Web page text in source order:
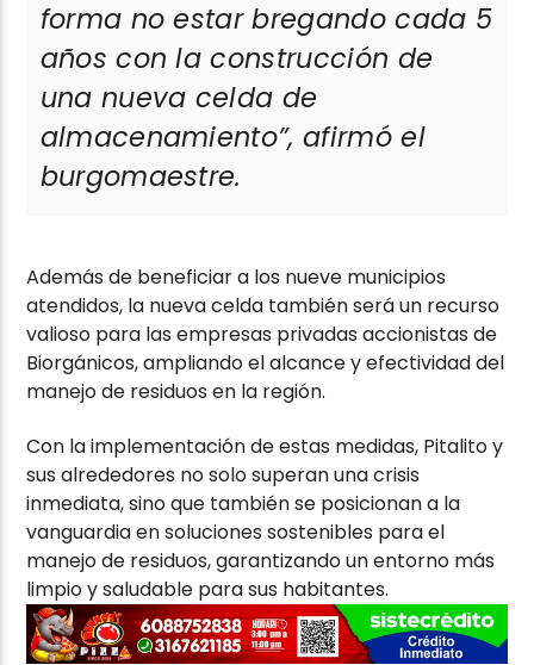
forma no estar bregando cada 5
años con la construcción de
una nueva celda de
almacenamiento”, afirmó el
burgomaestre.
Además de beneficiar a los nueve municipios
atendidos, la nueva celda también será un recurso
valioso para las empresas privadas accionistas de
Biorgánicos, ampliando el alcance y efectividad del
manejo de residuos en la región.
Con la implementación de estas medidas, Pitalito y
sus alrededores no solo superan una crisis
inmediata, sino que también se posicionan a la
vanguardia en soluciones sostenibles para el
manejo de residuos, garantizando un entorno más
limpio y saludable para sus habitantes.